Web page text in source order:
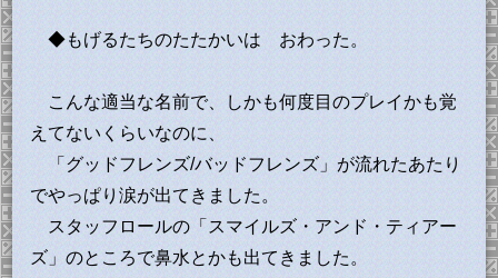
◆もげるたちのたたかいは おわった。
こんな適当な名前で、しかも何度目のプレイかも覚
えてないくらいなのに、
「グッドフレンズ/バッドフレンズ」が流れたあたり
でやっぱり涙が出てきました。
スタッフロールの「スマイルズ・アンド・ティアー
ズ」のところで鼻水とかも出てきました。